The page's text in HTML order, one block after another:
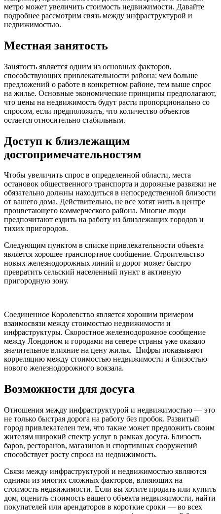
метро может увеличить стоимость недвижимости. Давайте
подробнее рассмотрим связь между инфраструктурой и
недвижимостью.
Местная занятость
Занятость является одним из основных факторов,
способствующих привлекательности района: чем больше
предложений о работе в конкретном районе, тем выше спрос
на жилье. Основные экономические принципы предполагают,
что цены на недвижимость будут расти пропорционально со
спросом, если предположить, что количество объектов
остается относительно стабильным.
Доступ к близлежащим
достопримечательностям
Чтобы увеличить спрос в определенной области, места
остановок общественного транспорта и дорожные развязки не
обязательно должны находиться в непосредственной близости
от вашего дома. Действительно, не все хотят жить в центре
процветающего коммерческого района. Многие люди
предпочитают ездить на работу из близлежащих городов и
тихих пригородов.
Следующим пунктом в списке привлекательности объекта
является хорошее транспортное сообщение. Строительство
новых железнодорожных линий и дорог может быстро
превратить сельский населенный пункт в активную
пригородную зону.
Соединенное Королевство является хорошим примером
взаимосвязи между стоимостью недвижимости и
инфраструктуры. Скоростное железнодорожное сообщение
между Лондоном и городами на севере страны уже оказало
значительное влияние на цену жилья. Цифры показывают
корреляцию между стоимостью недвижимости и близостью
нового железнодорожного вокзала.
Возможности для досуга
Отношения между инфраструктурой и недвижимостью — это
не только быстрая дорога на работу без пробок. Развитый
город привлекателен тем, что также может предложить своим
жителям широкий спектр услуг в рамках досуга. Близость
баров, ресторанов, магазинов и спортивных сооружений
способствует росту спроса на недвижимость.
Связи между инфраструктурой и недвижимостью являются
одними из многих сложных факторов, влияющих на
стоимость недвижимости. Если вы хотите продать или купить
дом, оценить стоимость вашего объекта недвижимости, найти
покупателей или арендаторов в короткие сроки — во всех